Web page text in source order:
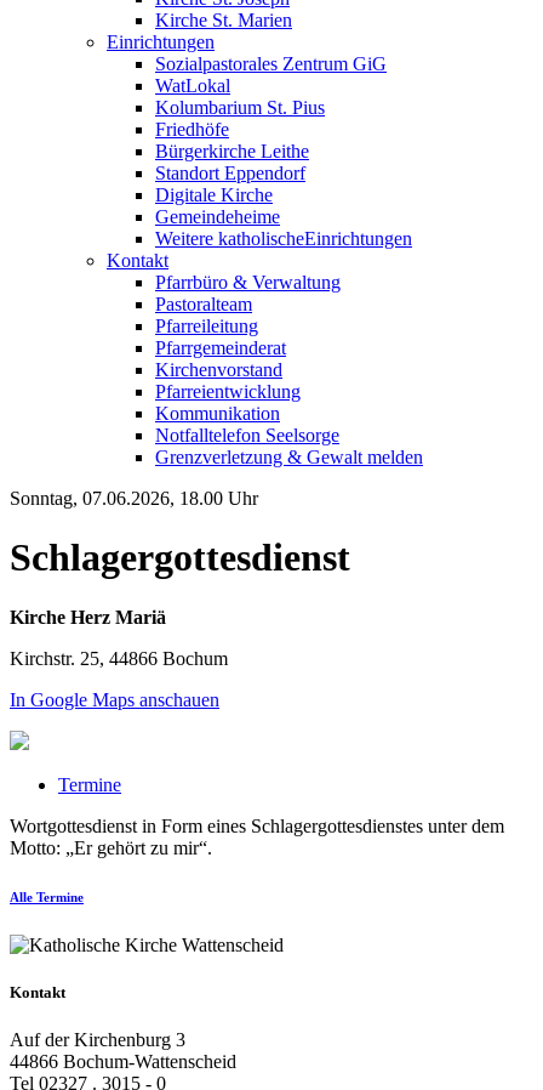
Kirche St. Marien
Einrichtungen
Sozialpastorales Zentrum GiG
WatLokal
Kolumbarium St. Pius
Friedhöfe
Bürgerkirche Leithe
Standort Eppendorf
Digitale Kirche
Gemeindeheime
Weitere katholische­­Einrichtungen
Kontakt
Pfarrbüro & Verwaltung
Pastoralteam
Pfarreileitung
Pfarrgemeinderat
Kirchenvorstand
Pfarreientwicklung
Kommunikation
Notfalltelefon Seelsorge
Grenzverletzung & Gewalt melden
Sonntag, 07.06.2026, 18.00 Uhr
Schlagergottesdienst
Kirche Herz Mariä
Kirchstr. 25, 44866 Bochum
In Google Maps anschauen
Termine
Wortgottesdienst in Form eines Schlagergottesdienstes unter dem
Motto: „Er gehört zu mir“.
Alle Termine
Kontakt
Auf der Kirchenburg 3
44866 Bochum-Wattenscheid
Tel 02327 . 3015 - 0